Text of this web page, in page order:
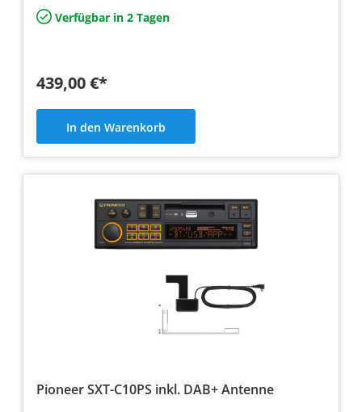
Verfügbar in 2 Tagen
439,00 €*
In den Warenkorb
Pioneer SXT-C10PS inkl. DAB+ Antenne